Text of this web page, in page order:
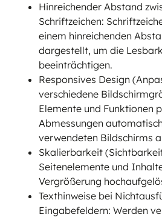
Hinreichender Abstand
Schriftzeichen:
einem hinreichenden
dargestellt, um die
beeinträchtigen.
Responsives Design
verschiedene
Elemente und Funktionen
Abmessungen
verwendeten Bildschirms
Skalierbarkeit
Seitenelemente und
Vergrößerung
Texthinweise bei
Eingabefeldern: Werden